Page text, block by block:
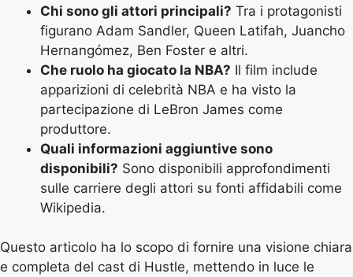
Chi sono gli attori principali? Tra i protagonisti
figurano Adam Sandler, Queen Latifah, Juancho
Hernangómez, Ben Foster e altri.
Che ruolo ha giocato la NBA? Il film include
apparizioni di celebrità NBA e ha visto la
partecipazione di LeBron James come
produttore.
Quali informazioni aggiuntive sono
disponibili? Sono disponibili approfondimenti
sulle carriere degli attori su fonti affidabili come
Wikipedia.
Questo articolo ha lo scopo di fornire una visione chiara
e completa del cast di Hustle, mettendo in luce le